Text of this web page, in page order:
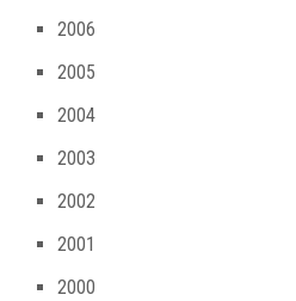
2006
2005
2004
2003
2002
2001
2000